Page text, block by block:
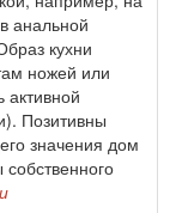
анальной
кухни
ножей или
активной
Позитивны
значения дом